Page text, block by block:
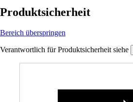
Produktsicherheit
Bereich überspringen
Verantwortlich für Produktsicherheit siehe